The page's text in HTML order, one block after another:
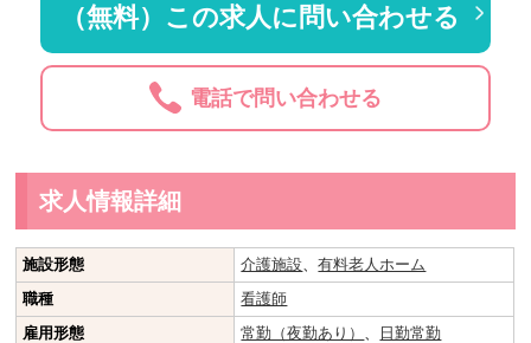
（無料）この求人に問い合わせる
電話で問い合わせる
求人情報詳細
施設形態 介護施設 、有料老人ホーム
職種
看護師
雇用形態
常勤（夜勤あり）
日勤常勤